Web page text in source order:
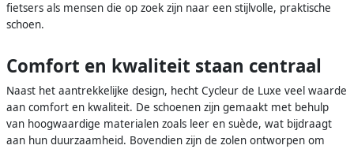
fietsers als mensen die op zoek zijn naar een stijlvolle, praktische
schoen.
Comfort en kwaliteit staan centraal
Naast het aantrekkelijke design, hecht Cycleur de Luxe veel waarde
aan comfort en kwaliteit. De schoenen zijn gemaakt met behulp
van hoogwaardige materialen zoals leer en suède, wat bijdraagt
aan hun duurzaamheid. Bovendien zijn de zolen ontworpen om